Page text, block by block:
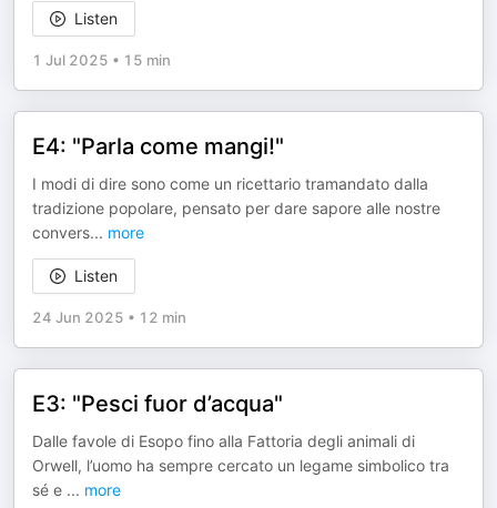
Listen
1 Jul 2025 • 15 min
E4: "Parla come mangi!"
I modi di dire sono come un ricettario tramandato dalla
tradizione popolare, pensato per dare sapore alle nostre
convers... more
Listen
24 Jun 2025 • 12 min
E3: "Pesci fuor d’acqua"
Dalle favole di Esopo fino alla Fattoria degli animali di
Orwell, l’uomo ha sempre cercato un legame simbolico tra
sé e ... more